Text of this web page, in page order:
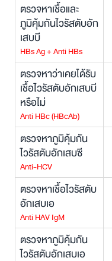
ตรวจหาเชื้อและ
ภูมิคุ้มกันไวรัสตับอัก
เสบบี
HBs Ag + Anti HBs
ตรวจหาว่าเคยได้รับ
เชื้อไวรัสตับอักเสบบี
หรือไม่
Anti HBc (HBcAb)
ตรวจหาภูมิคุ้มกัน
ไวรัสตับอักเสบซี
Anti-HCV
ตรวจหาเชื้อไวรัสตับ
อักเสบเอ
Anti HAV IgM
ตรวจหาภูมิคุ้มกัน
ไวรัสตับอักเสบเอ